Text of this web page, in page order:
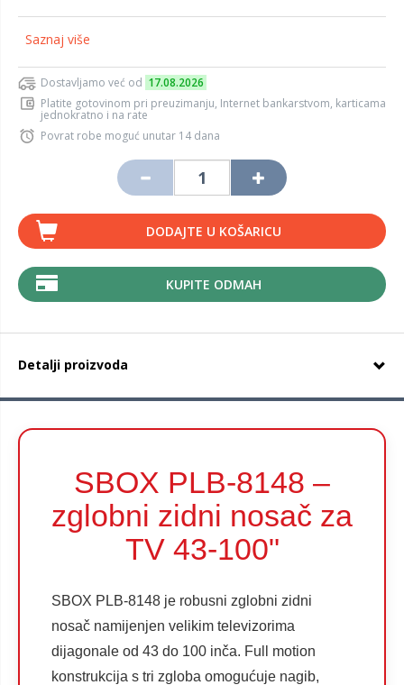
Saznaj više
Dostavljamo već od 17.08.2026
Platite gotovinom pri preuzimanju, Internet bankarstvom, karticama
jednokratno i na rate
Povrat robe moguć unutar 14 dana
DODAJTE U KOŠARICU
KUPITE ODMAH
Detalji proizvoda
SBOX PLB-8148 –
zglobni zidni nosač za
TV 43-100"
SBOX PLB-8148 je robusni zglobni zidni
nosač namijenjen velikim televizorima
dijagonale od 43 do 100 inča. Full motion
konstrukcija s tri zgloba omogućuje nagib,